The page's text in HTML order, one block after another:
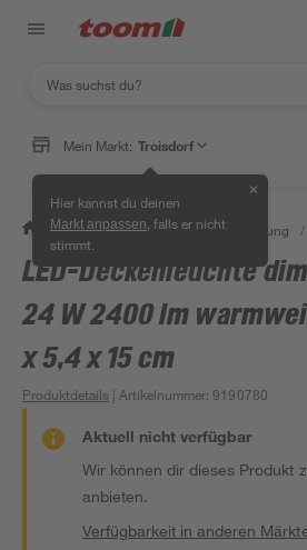
Mein Markt: Troisdorf
Hier kannst du deinen
Markt anpassen , falls er nicht
stimmt.
✕
/ Wohnen & Haushalt / Beleuchtung /
LED-Deckenleuchte
24 W 2400 lm
x 5,4 x 15 cm
Produktdetails | Artikelnummer:9190780
Aktuell nicht verfügbar
Wir können dir dieses Produkt
anbieten.
Verfügbarkeit in anderen